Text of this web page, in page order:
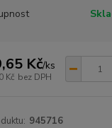
Kč/ks
Kč bez DPH
945716